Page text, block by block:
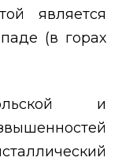
является
(в горах
и